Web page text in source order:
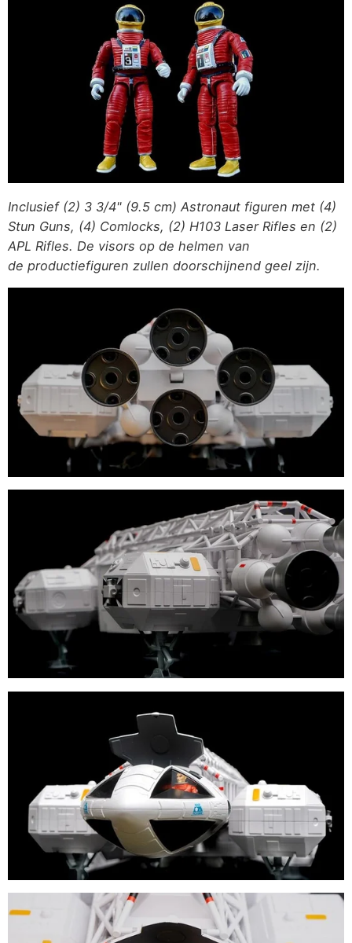
Inclusief (2) 3 3/4" (9.5 cm) Astronaut figuren met (4)
Stun Guns, (4) Comlocks, (2) H103 Laser Rifles en (2)
APL Rifles. De visors op de helmen van
de productiefiguren zullen doorschijnend geel zijn.